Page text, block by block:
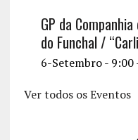
GP da
do Funchal /
6-Setembro - 9:00
Ver todos os Eventos